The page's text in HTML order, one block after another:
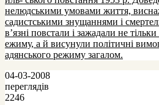
нелюдськими у­мо­вами ж­иття,
садистськими зну­щаннями і
в’язні по­встали і заж­адали не
еж­иму­, а й вису­ну­ли по­літичні
адянсько­го­ р­еж­иму­ загало­м.
04-03-2008
переглядів
2246